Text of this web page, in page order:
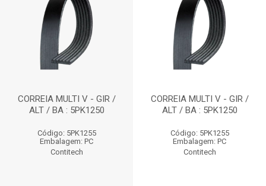
CORREIA MULTI V - GIR /
ALT / BA : 5PK1250
Código: 5PK1255
Embalagem: PC
Contitech
CORREIA MULTI V - GIR /
ALT / BA : 5PK1250
Código: 5PK1255
Embalagem: PC
Contitech